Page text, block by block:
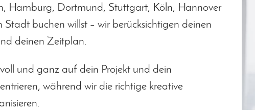
Hamburg, Dortmund, Stuttgart, Köln, Hannover
Stadt buchen willst – wir berücksichtigen deinen
deinen Zeitplan.
und ganz auf dein Projekt und dein
während wir die richtige kreative